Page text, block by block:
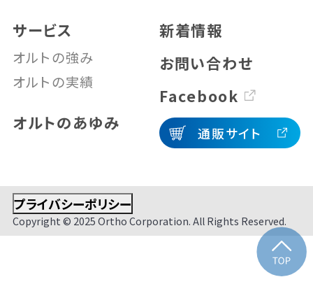
サービス
オルトの強み
オルトの実績
オルトのあゆみ
新着情報
お問い合わせ
Facebook
通販サイト
プライバシーポリシー
Copyright © 2025 Ortho Corporation. All Rights Reserved.